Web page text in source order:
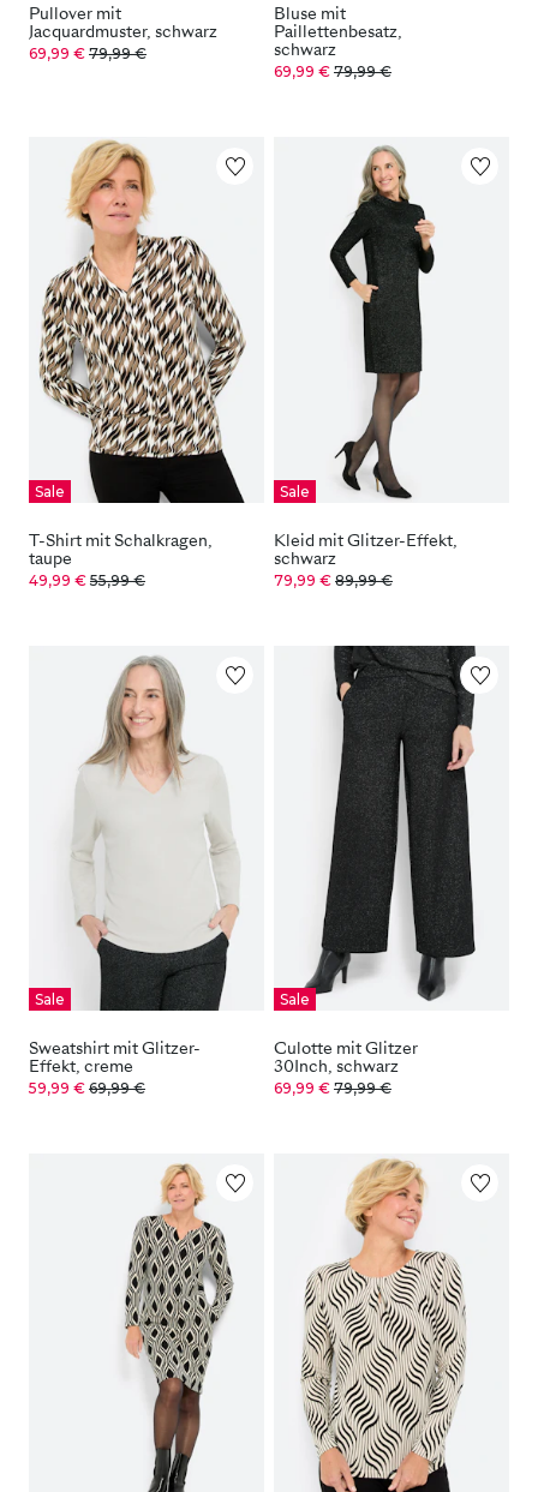
Pullover mit
Jacquardmuster, schwarz
69,99 € 79,99 €
Bluse mit
Paillettenbesatz,
schwarz
69,99 € 79,99 €
Sale
T-Shirt mit Schalkragen,
taupe
49,99 € 55,99 €
Sale
Kleid mit Glitzer-Effekt,
schwarz
79,99 € 89,99 €
Sale
Sweatshirt mit Glitzer-
Effekt, creme
59,99 € 69,99 €
Sale
Culotte mit Glitzer
30Inch, schwarz
69,99 € 79,99 €